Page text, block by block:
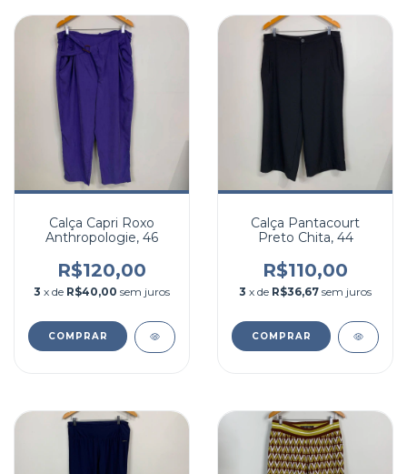
Calça Capri Roxo
Anthropologie, 46
R$120,00
3 x de R$40,00 sem juros
COMPRAR
Calça Pantacourt
Preto Chita, 44
R$110,00
3 x de R$36,67 sem juros
COMPRAR